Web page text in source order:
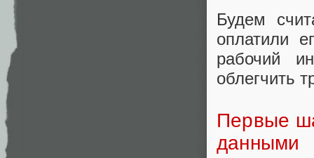
Будем
оплатили
рабочий
облегчить
Первые
данными